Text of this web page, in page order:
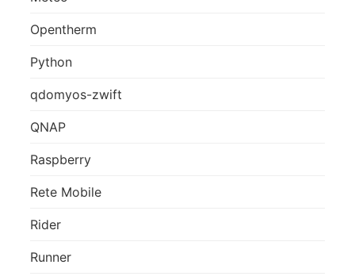
Opentherm
Python
qdomyos-zwift
QNAP
Raspberry
Rete Mobile
Rider
Runner